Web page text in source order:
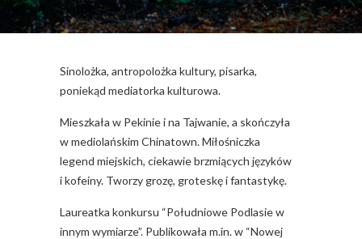
Sinolożka, antropolożka kultury, pisarka,
poniekąd mediatorka kulturowa.
Mieszkała w Pekinie i na Tajwanie, a skończyła
w mediolańskim Chinatown. Miłośniczka
legend miejskich, ciekawie brzmiących języków
i kofeiny. Tworzy grozę, groteskę i fantastykę.
Laureatka konkursu “Południowe Podlasie w
innym wymiarze”. Publikowała m.in. w “Nowej